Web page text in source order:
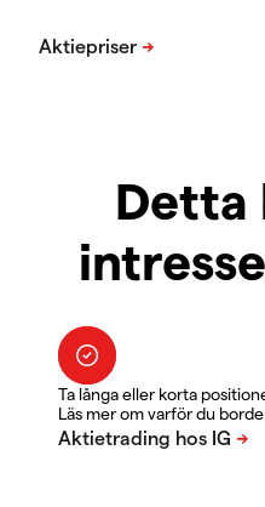
Detta
Ta långa eller korta
Läs mer om varför du borde